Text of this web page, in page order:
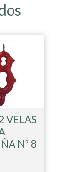
VELAS
Nº 8